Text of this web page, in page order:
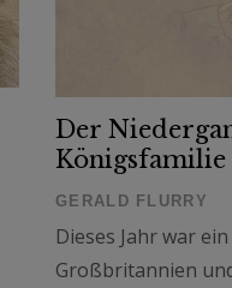
Der
Königsfamilie
GERALD FLURRY
Dieses Jahr war
Großbritannien